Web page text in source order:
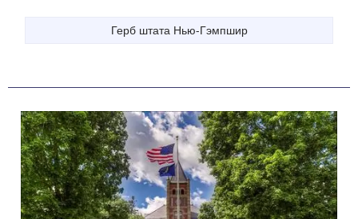
Герб штата Нью-Гэмпшир